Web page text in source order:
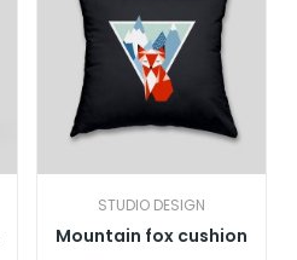
STUDIO DESIGN
Mountain fox cushion